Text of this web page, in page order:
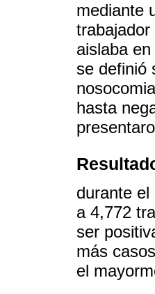
mediante
aislaba
se definió
hasta
durante
a 4,772
ser
más
el